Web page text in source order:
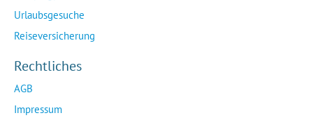
Urlaubsgesuche
Reiseversicherung
Rechtliches
AGB
Impressum